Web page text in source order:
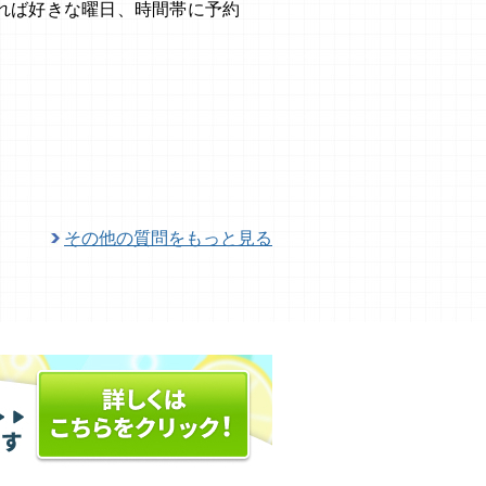
ば好きな曜日、時間帯に予約
その他の質問をもっと見る